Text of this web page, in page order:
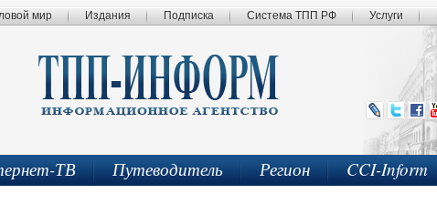
мир Издания Подписка Система ТПП РФ Услуги
ТВ Путеводитель Регион CCI-Inform